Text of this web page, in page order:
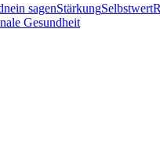
nein sagenStärkungSelbstwert
Gesundheit